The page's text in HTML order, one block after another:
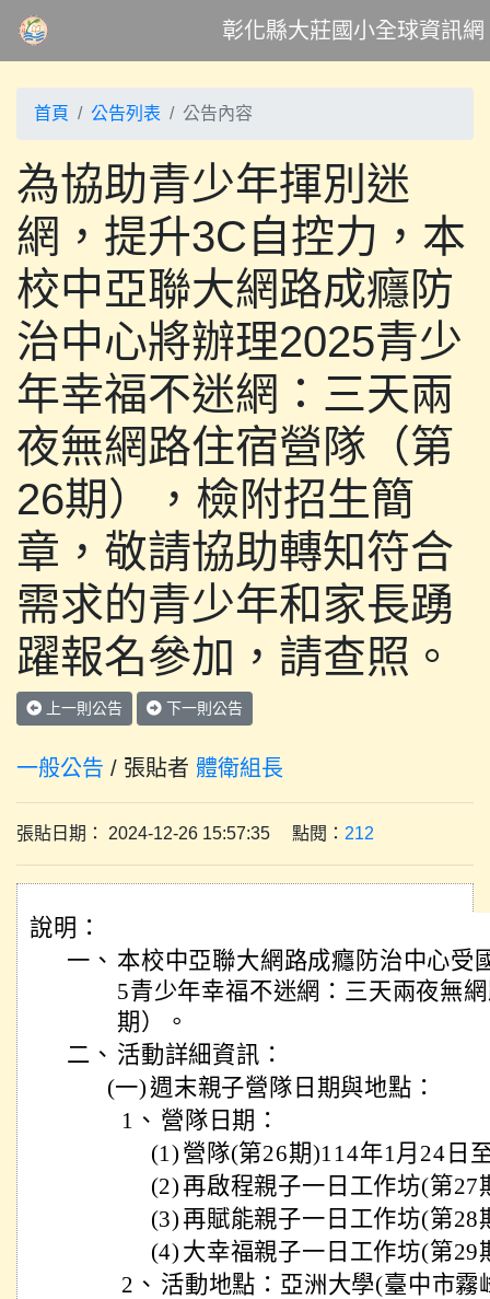
彰化縣大莊國小全球資訊網
首頁 公告列表 公告內容
為協助青少年揮別迷
網，提升3C自控力，本
校中亞聯大網路成癮防
治中心將辦理2025青少
年幸福不迷網：三天兩
夜無網路住宿營隊（第
26期），檢附招生簡
章，敬請協助轉知符合
需求的青少年和家長踴
躍報名參加，請查照。
上一則公告 下一則公告
一般公告 / 張貼者 體衛組長
張貼日期： 2024-12-26 15:57:35 點閱： 212
說明：
一、 本校中亞聯大網路成癮防治中心受
5青少年幸福不迷網：三天兩夜無
期）。
二、 活動詳細資訊：
(一) 週末親子營隊日期與地點：
1、 營隊日期：
(1) 營隊(第26期)114年1月24日
(2)再啟程親子一日工作坊(第27
(3)再賦能親子一日工作坊(第28
(4) 大幸福親子一日工作坊(第29
2、 活動地點：亞洲大學(臺中市霧